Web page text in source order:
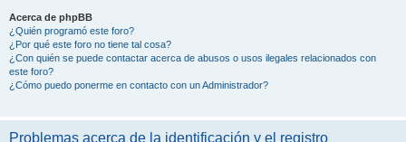
Acerca de phpBB
¿Quién programó este foro?
¿Por qué este foro no tiene tal cosa?
¿Con quién se puede contactar acerca de abusos o usos ilegales relacionados con
este foro?
¿Cómo puedo ponerme en contacto con un Administrador?
Problemas acerca de la identificación y el registro